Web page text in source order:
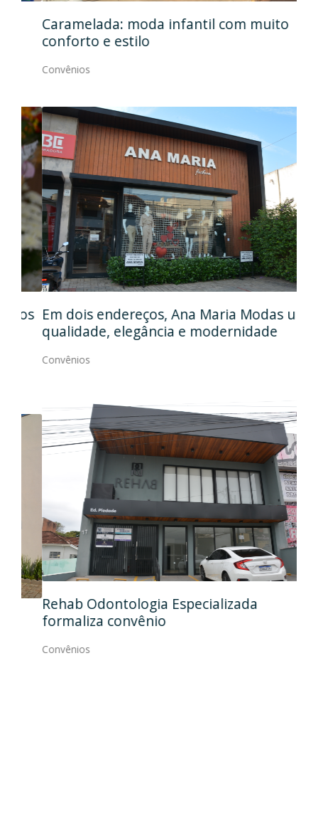
Caramelada: moda infantil com muito
conforto e estilo
Convênios
Em dois endereços, Ana Maria Modas une
qualidade, elegância e modernidade
Convênios
Rehab Odontologia Especializada
formaliza convênio
Convênios